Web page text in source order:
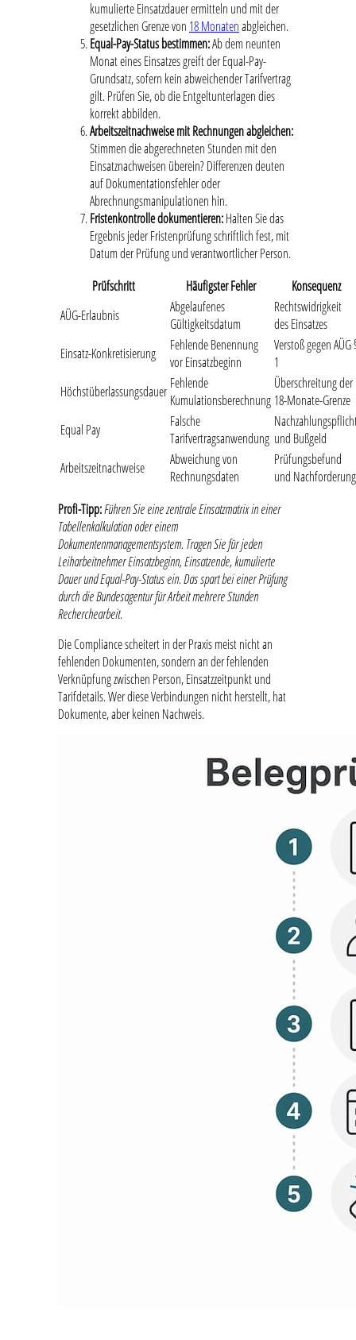
kumulierte Einsatzdauer ermitteln und mit der
gesetzlichen Grenze von 18 Monatenabgleichen.
Equal-Pay-Status bestimmen:Ab dem neunten
Monat eines Einsatzes greift der Equal-Pay-
Grundsatz, sofern kein abweichender Tarifvertrag
gilt. Prüfen Sie, ob die Entgeltunterlagen dies
korrekt abbilden.
Arbeitszeitnachweise mit Rechnungen abgleichen:
Stimmen die abgerechneten Stunden mit den
Einsatznachweisen überein? Differenzen deuten
auf Dokumentationsfehler oder
Abrechnungsmanipulationen hin.
Fristenkontrolle dokumentieren:Halten Sie das
Ergebnis jeder Fristenprüfung schriftlich fest, mit
Datum der Prüfung und verantwortlicher Person.
Prüfschritt
Häufigster Fehler
Konsequenz
AÜG-Erlaubnis
Abgelaufenes
Gültigkeitsdatum
Rechtswidrigkeit
des Einsatzes
Einsatz-Konkretisierung
Fehlende Benennung
vor Einsatzbeginn
Verstoß gegen AÜG
1
Höchstüberlassungsdauer Fehlende
Kumulationsberechnung
Überschreitung der
18-Monate-Grenze
Equal Pay
Falsche
Tarifvertragsanwendung und Bußgeld
Arbeitszeitnachweise
Abweichung von
Rechnungsdaten
Prüfungsbefund
und Nachforderung
Profi-Tipp:Führen Sie eine zentrale Einsatzmatrix in einer
Tabellenkalkulation oder einem
Dokumentenmanagementsystem. Tragen Sie für jeden
Leiharbeitnehmer Einsatzbeginn, Einsatzende, kumulierte
Dauer und Equal-Pay-Status ein. Das spart bei einer Prüfung
durch die Bundesagentur für Arbeit mehrere Stunden
Recherchearbeit.
Die Compliance scheitert in der Praxis meist nicht an
fehlenden Dokumenten, sondern an der fehlenden
Verknüpfung zwischen Person, Einsatzzeitpunkt und
Tarifdetails. Wer diese Verbindungen nicht herstellt, hat
Dokumente, aber keinen Nachweis.